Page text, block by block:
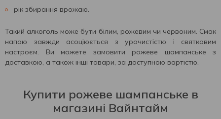
рік збирання врожаю.
Такий алкоголь може бути білим, рожевим чи червоним. Смак
напою завжди асоціюється з урочистістю і святковим
настроєм. Ви можете замовити рожеве шампанське з
доставкою, а також інші товари, за доступною вартістю.
Купити рожеве шампанське в
магазині Вайнтайм